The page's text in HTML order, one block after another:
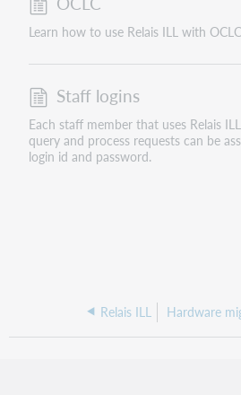
Learn how to use Relais ILL with
Staff logins
Each staff member that uses Relais
query and process requests can be
login id and password.
Relais ILL